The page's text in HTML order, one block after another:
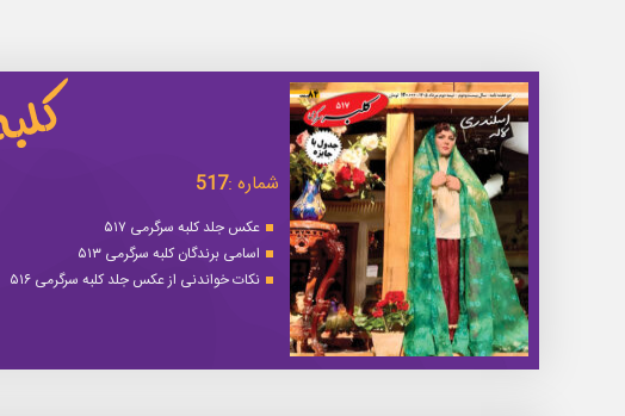
شماره :517
عکس جلد کلبه سرگرمی ۵۱۷
اسامی برندگان کلبه سرگرمی ۵۱۳
نکات خواندنی از عکس جلد کلبه سرگرمی ۵۱۶